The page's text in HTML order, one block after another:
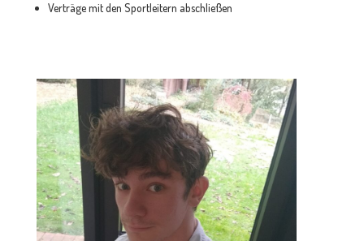
Verträge mit den Sportleitern abschließen